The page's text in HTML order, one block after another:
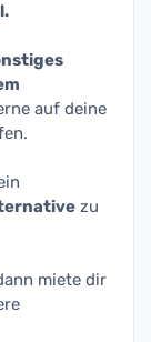
auf deine
zu
miete dir